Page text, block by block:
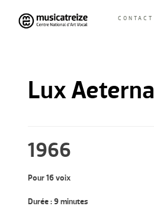
Skip
to
CONTACT
Lux Aeterna
1966
Pour 16 voix
Durée : 9 minutes